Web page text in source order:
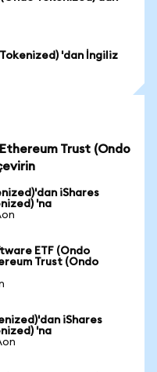
'dan İngiliz
Trust (Ondo
iShares
'na
ETF (Ondo
Trust (Ondo
iShares
'na